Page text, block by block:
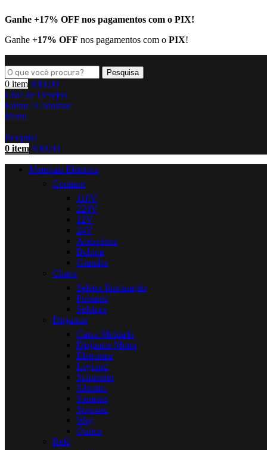
Ganhe +17% OFF nos pagamentos com o PIX!
Ganhe +17% OFF nos pagamentos com o PIX!
Pesquisa
0 item R$0,00
Lista de Desejos
Entrar / Cadastrar
Menu
Pesquisa
0 item R$0,00
Materiais Elétricos
Contator
110V
220V
12V
24V
Acessórios
Bobina
Grandes
Chave
Seletor Iluminação
Pulsante
Seletora
Disjuntor
Caixa Moldada
Disjuntor Motor
Eletromar
Legrand
Schneider
Sibratec
Siemens
Soprano
Weg
Outros
Relé